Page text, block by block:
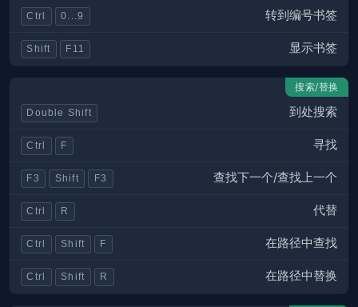
Ctrl 0...9 转到编号书签
Shift F11 显示书签
搜索/替换
Double Shift 到处搜索
Ctrl F 寻找
F3 Shift F3 查找下一个/查找上一个
Ctrl R 代替
Ctrl Shift F 在路径中查找
Ctrl Shift R 在路径中替换